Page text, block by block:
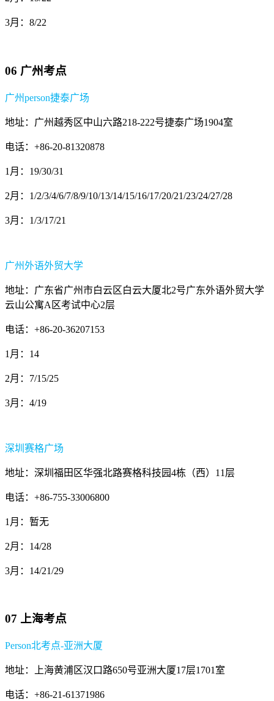
3月：8/22
06 广州考点
广州person捷泰广场
地址：广州越秀区中山六路218-222号捷泰广场1904室
电话：+86-20-81320878
1月：19/30/31
2月：1/2/3/4/6/7/8/9/10/13/14/15/16/17/20/21/23/24/27/28
3月：1/3/17/21
广州外语外贸大学
地址：广东省广州市白云区白云大厦北2号广东外语外贸大学
云山公寓A区考试中心2层
电话：+86-20-36207153
1月：14
2月：7/15/25
3月：4/19
深圳赛格广场
地址：深圳福田区华强北路赛格科技园4栋（西）11层
电话：+86-755-33006800
1月：暂无
2月：14/28
3月：14/21/29
07 上海考点
Person北考点-亚洲大厦
地址：上海黄浦区汉口路650号亚洲大厦17层1701室
电话：+86-21-61371986